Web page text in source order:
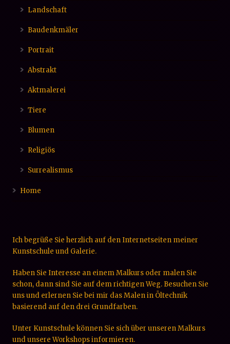
Landschaft
Baudenkmäler
Portrait
Abstrakt
Aktmalerei
Tiere
Blumen
Religiös
Surrealismus
Home
Ich begrüße Sie herzlich auf den Internetseiten meiner
Kunstschule und Galerie.
Haben Sie Interesse an einem Malkurs oder malen Sie
schon, dann sind Sie auf dem richtigen Weg. Besuchen Sie
uns und erlernen Sie bei mir das Malen in Öltechnik
basierend auf den drei Grundfarben.
Unter Kunstschule können Sie sich über unseren Malkurs
und unsere Workshops informieren.